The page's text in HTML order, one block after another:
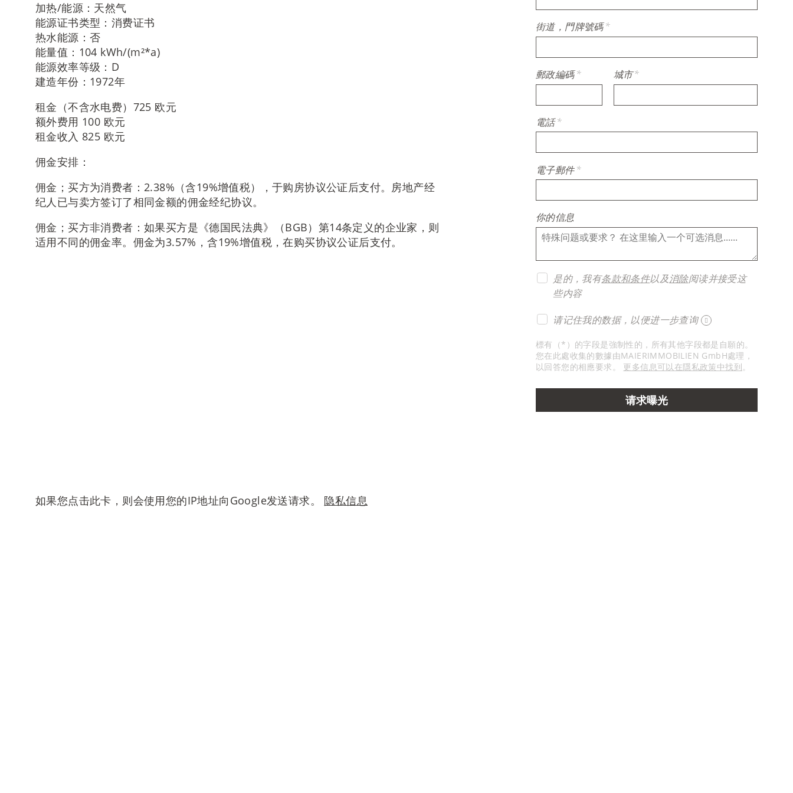
加热/能源：天然气
能源证书类型：消费证书
热水能源：否
能量值：104 kWh/(m²*a)
能源效率等级：D
建造年份：1972年
租金（不含水电费）725 欧元
额外费用 100 欧元
租金收入 825 欧元
佣金安排：
佣金；买方为消费者：2.38%（含19%增值税），于购房协议公证后支付。房地产经
纪人已与卖方签订了相同金额的佣金经纪协议。
佣金；买方非消费者：如果买方是《德国民法典》（BGB）第14条定义的企业家，则
适用不同的佣金率。佣金为3.57%，含19%增值税，在购买协议公证后支付。
街道，門牌號碼*
郵政編碼* 城市*
電話*
電子郵件*
你的信息
是的，我有条款和条件以及消除阅读并接受这
些内容
请记住我的数据，以便进一步查询
標有（*）的字段是強制性的，所有其他字段都是自願的。
您在此處收集的數據由MAIERIMMOBILIEN GmbH處理，
以回答您的相應要求。 更多信息可以在隱私政策中找到。
请求曝光
如果您点击此卡，则会使用您的IP地址向Google发送请求。 隐私信息